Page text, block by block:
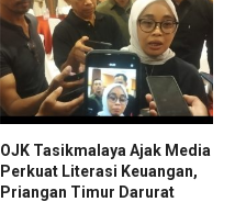
OJK Tasikmalaya Ajak Media
Perkuat Literasi Keuangan,
Priangan Timur Darurat